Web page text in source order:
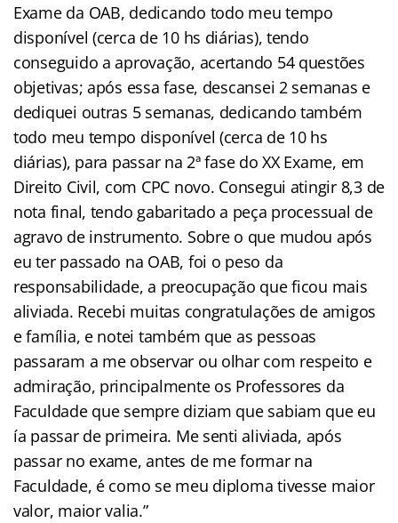
Exame da OAB, dedicando todo meu tempo
disponível (cerca de 10 hs diárias), tendo
conseguido a aprovação, acertando 54 questões
objetivas; após essa fase, descansei 2 semanas e
dediquei outras 5 semanas, dedicando também
todo meu tempo disponível (cerca de 10 hs
diárias), para passar na 2ª fase do XX Exame, em
Direito Civil, com CPC novo. Consegui atingir 8,3 de
nota final, tendo gabaritado a peça processual de
agravo de instrumento. Sobre o que mudou após
eu ter passado na OAB, foi o peso da
responsabilidade, a preocupação que ficou mais
aliviada. Recebi muitas congratulações de amigos
e família, e notei também que as pessoas
passaram a me observar ou olhar com respeito e
admiração, principalmente os Professores da
Faculdade que sempre diziam que sabiam que eu
ía passar de primeira. Me senti aliviada, após
passar no exame, antes de me formar na
Faculdade, é como se meu diploma tivesse maior
valor, maior valia.”